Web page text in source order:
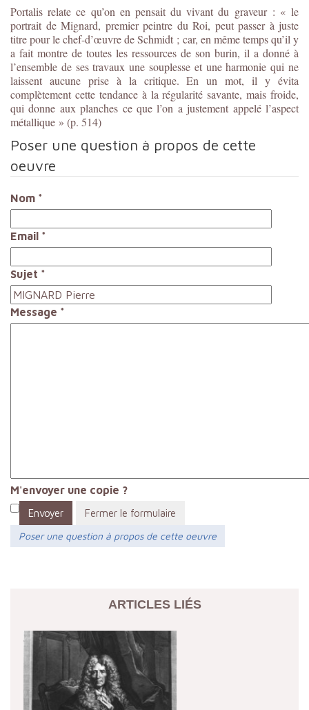
Portalis relate ce qu’on en pensait du vivant du graveur : « le
portrait de Mignard, premier peintre du Roi, peut passer à juste
titre pour le chef-d’œuvre de Schmidt ; car, en même temps qu’il y
a fait montre de toutes les ressources de son burin, il a donné à
l’ensemble de ses travaux une souplesse et une harmonie qui ne
laissent aucune prise à la critique. En un mot, il y évita
complètement cette tendance à la régularité savante, mais froide,
qui donne aux planches ce que l’on a justement appelé l’aspect
métallique » (p. 514)
Poser une question à propos de cette
oeuvre
Nom *
Email *
Sujet *
Message *
M'envoyer une copie ?
Envoyer
Fermer le formulaire
Poser une question à propos de cette oeuvre
ARTICLES LIÉS